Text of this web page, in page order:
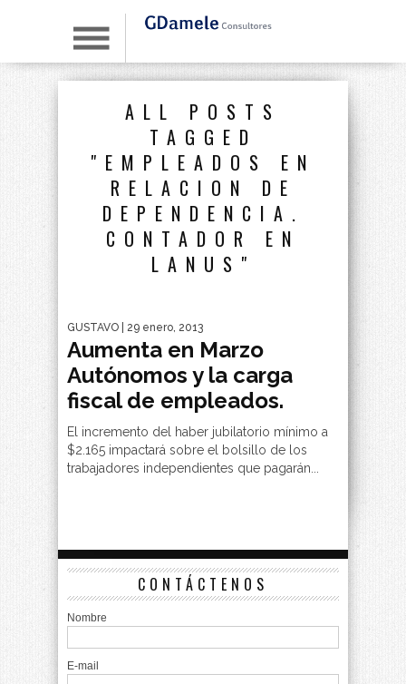
ALL POSTS
TAGGED
"EMPLEADOS EN
RELACION DE
DEPENDENCIA.
CONTADOR EN
LANUS"
GUSTAVO | 29 enero, 2013
Aumenta en Marzo
Autónomos y la carga
fiscal de empleados.
El incremento del haber jubilatorio mínimo a
$2.165 impactará sobre el bolsillo de los
trabajadores independientes que pagarán...
CONTÁCTENOS
Nombre
E-mail